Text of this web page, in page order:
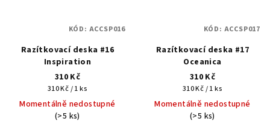
Razítkovací deska #16
Inspiration
310 Kč
Měrná
cena:
310 Kč / 1 ks
Momentálně nedostupné
(>5 ks)
KÓD: ACCSP016
Razítkovací deska #17
Oceanica
310 Kč
Měrná
cena:
310 Kč / 1 ks
Momentálně nedostupné
(>5 ks)
KÓD: ACCSP017